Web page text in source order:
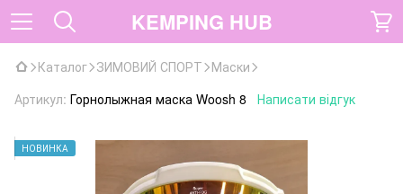
KEMPING HUB
Каталог ЗИМОВИЙ СПОРТ Маски
Артикул: Горнолыжная маска Woosh 8 Написати відгук
НОВИНКА